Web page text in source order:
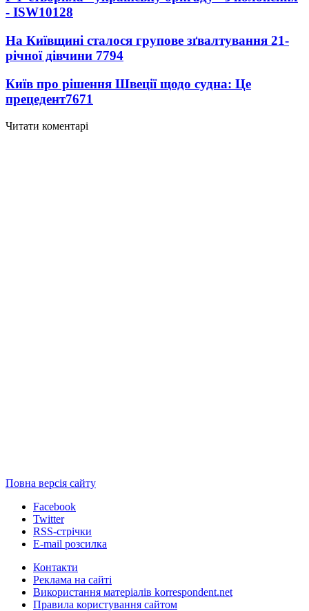
- ISW10128
На Київщині сталося групове зґвалтування 21-
річної дівчини 7794
Київ про рішення Швеції щодо судна: Це
прецедент7671
Читати коментарі
Повна версія сайту
Facebook
Twitter
RSS-стрічки
E-mail розсилка
Контакти
Реклама на сайті
Використання матеріалів korrespondent.net
Правила користування сайтом